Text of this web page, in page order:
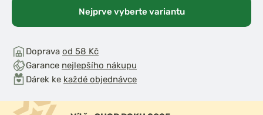
Nejprve vyberte variantu
Doprava od 58 Kč
Garance nejlepšího nákupu
Dárek ke každé objednávce